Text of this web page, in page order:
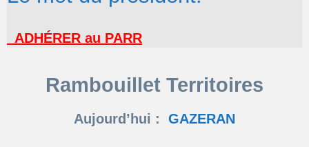
ADHÉRER au PARR
Rambouillet Territoires
Aujourd’hui : GAZERAN